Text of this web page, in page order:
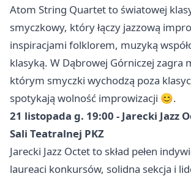
Atom String Quartet to światowej
smyczkowy, który łączy jazzową
inspiracjami folklorem, muzyką
klasyką. W Dąbrowej Górniczej zagra
którym smyczki wychodzą poza
spotykają wolność improwizacji 😊.
21 listopada g. 19:00 - Jarecki Jazz
Sali Teatralnej PKZ
Jarecki Jazz Octet to skład pełen
laureaci konkursów, solidna sekcja i